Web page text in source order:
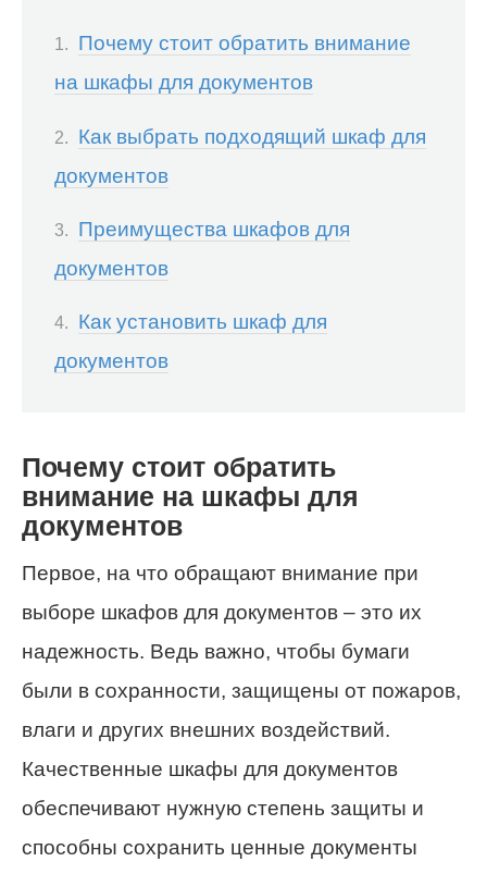
Почему стоит обратить внимание
на шкафы для документов
Как выбрать подходящий шкаф для
документов
Преимущества шкафов для
документов
Как установить шкаф для
документов
Почему стоит обратить
внимание на шкафы для
документов
Первое, на что обращают внимание при
выборе шкафов для документов – это их
надежность. Ведь важно, чтобы бумаги
были в сохранности, защищены от пожаров,
влаги и других внешних воздействий.
Качественные шкафы для документов
обеспечивают нужную степень защиты и
способны сохранить ценные документы